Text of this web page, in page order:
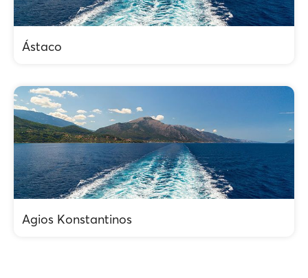
Ástaco
Agios Konstantinos